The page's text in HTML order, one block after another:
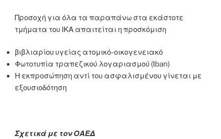
Προσοχή για όλα τα παραπάνω στα εκάστοτε
τμήματα του ΙΚΑ απαιτείται η προσκόμιση
βιβλιαρίου υγείας ατομικό-οικογενειακό
Φωτοτυπία τραπεζικού λογαριασμού (Iban)
Η εκπροσώπηση αντί του ασφαλισμένου γίνεται με
εξουσιοδότηση
Σχετικά με τον ΟΑΕΔ